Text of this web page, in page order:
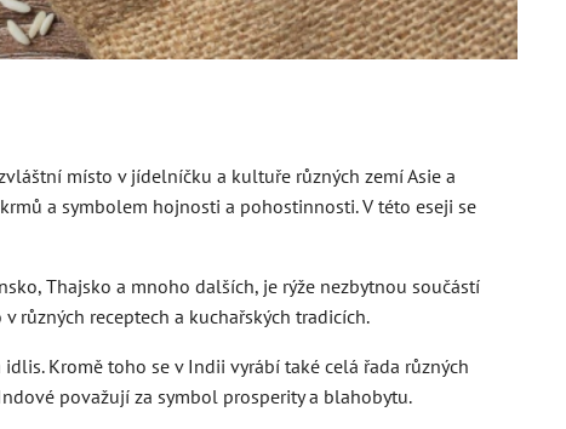
místo v jídelníčku a kultuře různých zemí Asie a
a symbolem hojnosti a pohostinnosti. V této eseji se
Thajsko a mnoho dalších, je rýže nezbytnou součástí
různých receptech a kuchařských tradicích.
Kromě toho se v Indii vyrábí také celá řada různých
považují za symbol prosperity a blahobytu.